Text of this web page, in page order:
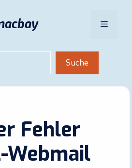
Menü
Suche
Fehler
Webmail